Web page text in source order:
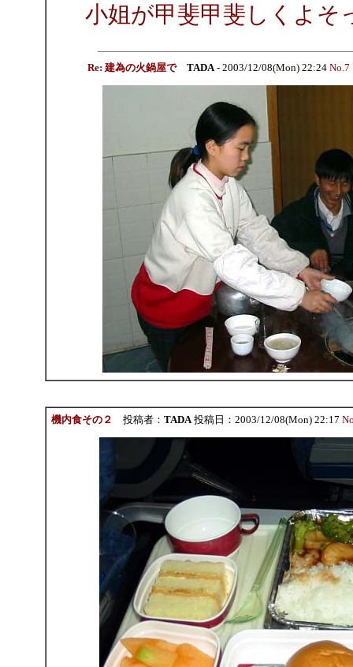
小姐が甲斐甲斐しくよそ
Re: 建為の火鍋屋で TADA- 2003/12/08(Mon) 22:24 No.7
機内食その２ 投稿者： TADA投稿日：2003/12/08(Mon) 22:17